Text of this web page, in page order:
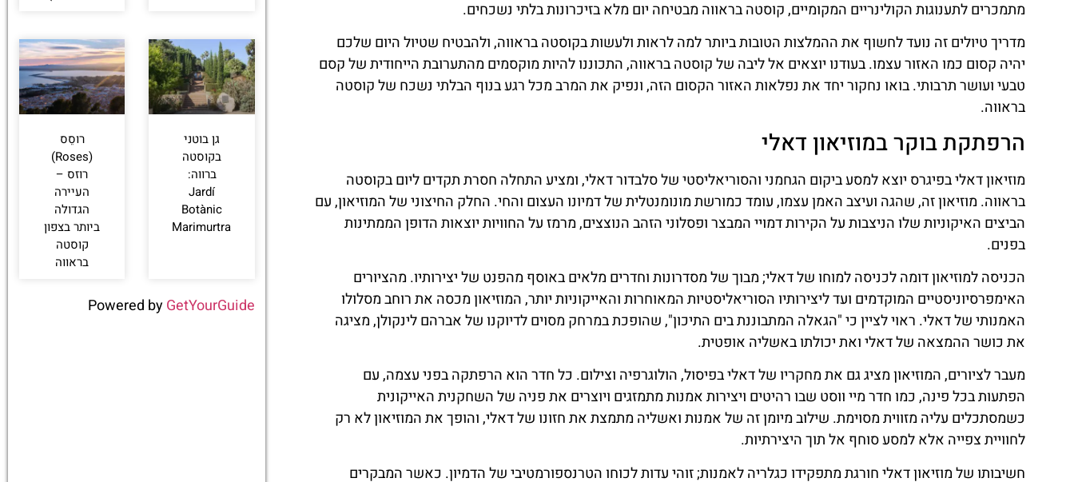
מתמכרים לתענוגות הקולינריים המקומיים, קוסטה בראווה מבטיחה יום מלא בזיכרונות בלתי נשכחים.
מדריך טיולים זה נועד לחשוף את ההמלצות הטובות ביותר למה לראות ולעשות בקוסטה בראווה, ולהבטיח שטיול היום שלכם
יהיה קסום כמו האזור עצמו. בעודנו יוצאים אל ליבה של קוסטה בראווה, התכוננו להיות מוקסמים מהתערובת הייחודית של קסם
טבעי ועושר תרבותי. בואו נחקור יחד את נפלאות האזור הקסום הזה, ונפיק את המרב מכל רגע בנוף הבלתי נשכח של קוסטה
בראווה.
הרפתקת בוקר במוזיאון דאלי
מוזיאון דאלי בפיגרס יוצא למסע ביקום הגחמני והסוריאליסטי של סלבדור דאלי, ומציע התחלה חסרת תקדים ליום בקוסטה
בראווה. מוזיאון זה, שהגה ועיצב האמן עצמו, עומד כמורשת מונומנטלית של דמיונו העצום והחי. החלק החיצוני של המוזיאון, עם
הביצים האיקוניות שלו הניצבות על הקירות דמויי המבצר ופסלוני הזהב הנוצצים, מרמז על החוויות יוצאות הדופן הממתינות
בפנים.
הכניסה למוזיאון דומה לכניסה למוחו של דאלי; מבוך של מסדרונות וחדרים מלאים באוסף מהפנט של יצירותיו. מהציורים
האימפרסיוניסטיים המוקדמים ועד ליצירותיו הסוריאליסטיות המאוחרות והאייקוניות יותר, המוזיאון מכסה את רוחב מסלולו
האמנותי של דאלי. ראוי לציין כי "הגאלה המתבוננת בים התיכון", שהופכת במרחק מסוים לדיוקנו של אברהם לינקולן, מציגה
את כושר ההמצאה של דאלי ואת יכולתו באשליה אופטית.
מעבר לציורים, המוזיאון מציג גם את מחקריו של דאלי בפיסול, הולוגרפיה וצילום. כל חדר הוא הרפתקה בפני עצמה, עם
הפתעות בכל פינה, כמו חדר מיי ווסט שבו רהיטים ויצירות אמנות מתמזגים ויוצרים את פניה של השחקנית האייקונית
כשמסתכלים עליה מזווית מסוימת. שילוב מיומן זה של אמנות ואשליה מתמצת את חזונו של דאלי, והופך את המוזיאון לא רק
לחוויית צפייה אלא למסע סוחף אל תוך היצירתיות.
חשיבותו של מוזיאון דאלי חורגת מתפקידו כגלריה לאמנות; זוהי עדות לכוחו הטרנספורמטיבי של הדמיון. כאשר המבקרים
גן בוטני
בקוסטה
ברווה:
‪‪Jardí
Botànic
Marimurtra‬‬
רוסֵס
(Roses)
רוזס –
העיירה
הגדולה
ביותר בצפון
קוסטה
בראווה
Powered byGetYourGuide